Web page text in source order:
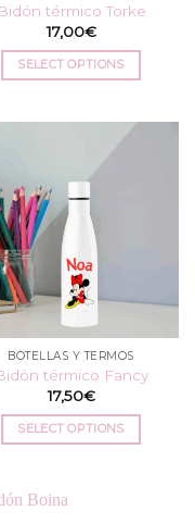
Bidón térmico Torke
17,00€
SELECT OPTIONS
BOTELLAS Y TERMOS
térmico Fancy
17,50€
SELECT OPTIONS